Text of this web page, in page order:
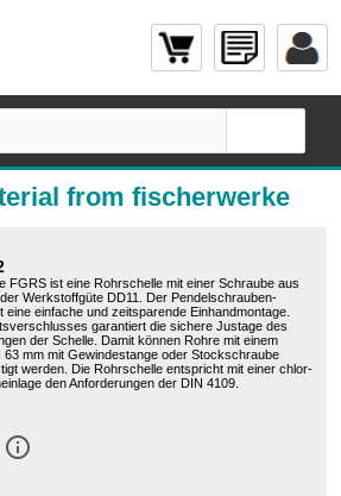
from fischerwerke
FGRS ist eine Rohrschelle mit einer Schraube aus
Werkstoffgüte DD11. Der Pendelschrauben-
einfache und zeitsparende Einhandmontage.
garantiert die sichere Justage des
der Schelle. Damit können Rohre mit einem
mm mit Gewindestange oder Stockschraube
werden. Die Rohrschelle entspricht mit einer chlor-
den Anforderungen der DIN 4109.
info_outline